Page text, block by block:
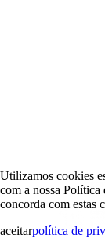
Utilizamos cookies
com a nossa
concorda com estas
aceitarpolítica de